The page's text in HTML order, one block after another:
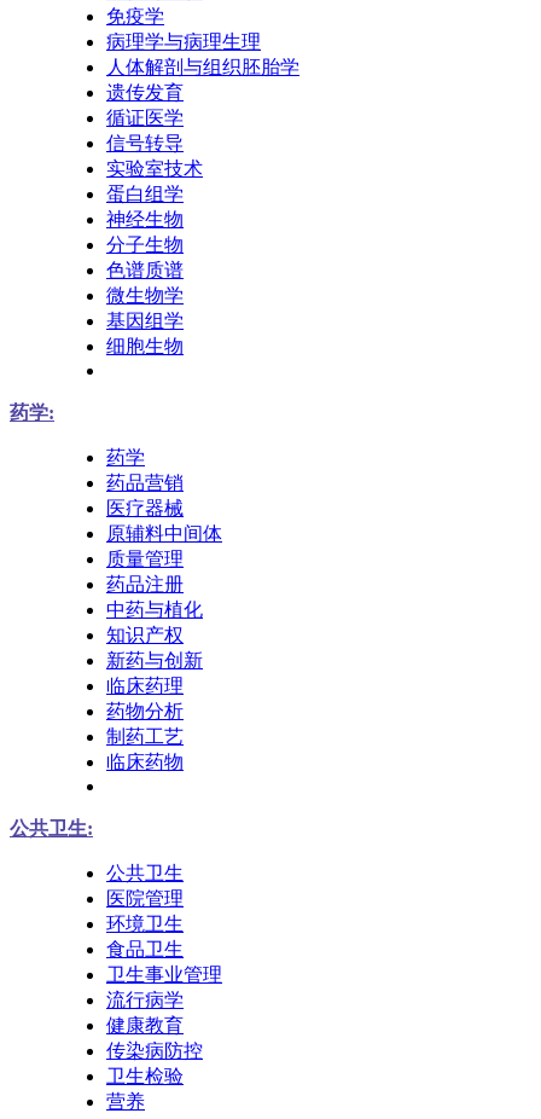
免疫学
病理学与病理生理
人体解剖与组织胚胎学
遗传发育
循证医学
信号转导
实验室技术
蛋白组学
神经生物
分子生物
色谱质谱
微生物学
基因组学
细胞生物
药学:
药学
药品营销
医疗器械
原辅料中间体
质量管理
药品注册
中药与植化
知识产权
新药与创新
临床药理
药物分析
制药工艺
临床药物
公共卫生:
公共卫生
医院管理
环境卫生
食品卫生
卫生事业管理
流行病学
健康教育
传染病防控
卫生检验
营养